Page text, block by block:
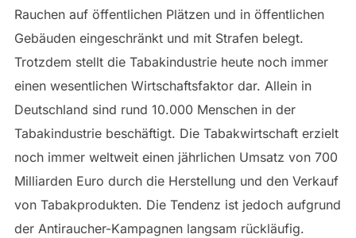
Rauchen auf öffentlichen Plätzen und in öffentlichen
Gebäuden eingeschränkt und mit Strafen belegt.
Trotzdem stellt die Tabakindustrie heute noch immer
einen wesentlichen Wirtschaftsfaktor dar. Allein in
Deutschland sind rund 10.000 Menschen in der
Tabakindustrie beschäftigt. Die Tabakwirtschaft erzielt
noch immer weltweit einen jährlichen Umsatz von 700
Milliarden Euro durch die Herstellung und den Verkauf
von Tabakprodukten. Die Tendenz ist jedoch aufgrund
der Antiraucher-Kampagnen langsam rückläufig.